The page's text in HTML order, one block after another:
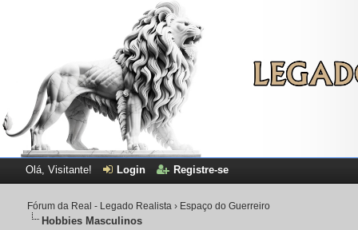
Olá, Visitante! Login Registre-se
Fórum da Real - Legado Realista › Espaço do Guerreiro
Hobbies Masculinos